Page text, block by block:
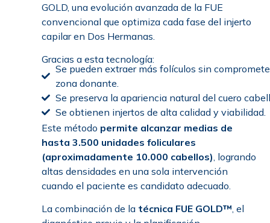
GOLD, una evolución avanzada de la FUE
convencional que optimiza cada fase del injerto
capilar en Dos Hermanas.
Gracias a esta tecnología:
Se pueden extraer más folículos sin
zona donante.
Se preserva la apariencia natural del cuero
Se obtienen injertos de alta calidad y viabilidad.
Este método permite alcanzar medias de
hasta 3.500 unidades foliculares
(aproximadamente 10.000 cabellos) , logrando
altas densidades en una sola intervención
cuando el paciente es candidato adecuado.
La combinación de la técnica FUE GOLD™, el